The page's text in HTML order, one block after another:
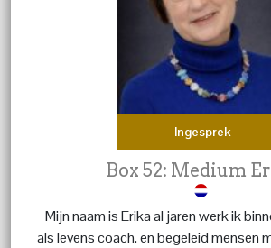
Ingesprek
Box 52: Medium
Mijn naam is Erika al jaren werk ik
als levens coach. en begeleid mensen